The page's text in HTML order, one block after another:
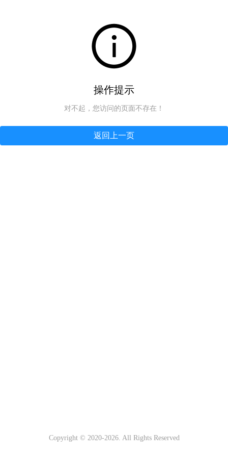
操作提示
对不起，您访问的页面不存在！
返回上一页
Copyright © 2020-2026. All Rights Reserved